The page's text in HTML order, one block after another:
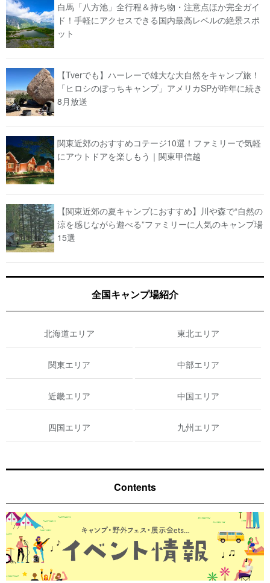
白馬「八方池」全行程＆持ち物・注意点ほか完全ガイ
ド！手軽にアクセスできる国内最高レベルの絶景スポ
ット
【Tverでも】ハーレーで雄大な大自然をキャンプ旅！
「ヒロシのぼっちキャンプ」アメリカSPが昨年に続き
8月放送
関東近郊のおすすめコテージ10選！ファミリーで気軽
にアウトドアを楽しもう｜関東甲信越
【関東近郊の夏キャンプにおすすめ】川や森で“自然の
涼を感じながら遊べる”ファミリーに人気のキャンプ場
15選
全国キャンプ場紹介
北海道エリア 東北エリア
関東エリア 中部エリア
近畿エリア 中国エリア
四国エリア 九州エリア
Contents